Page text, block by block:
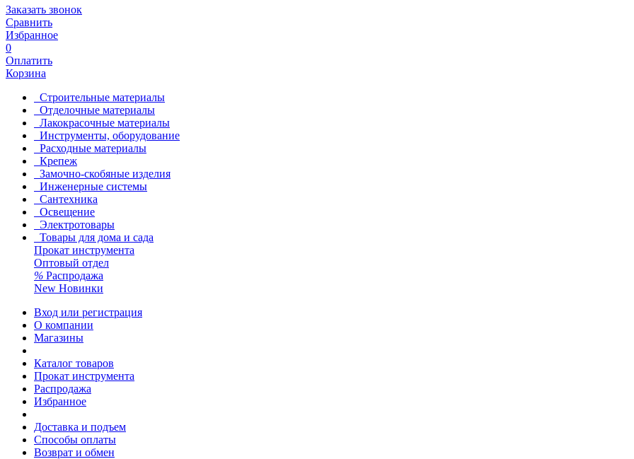
Заказать звонок
Сравнить
Избранное
0
Оплатить
Корзина
Строительные материалы
Отделочные материалы
Лакокрасочные материалы
Инструменты, оборудование
Расходные материалы
Крепеж
Замочно-скобяные изделия
Инженерные системы
Сантехника
Освещение
Электротовары
Товары для дома и сада
Прокат инструмента
Оптовый отдел
% Распродажа
New Новинки
Вход или регистрация
О компании
Магазины
Каталог товаров
Прокат инструмента
Распродажа
Избранное
Доставка и подъем
Способы оплаты
Возврат и обмен